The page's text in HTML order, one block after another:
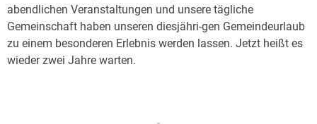
abendlichen Veranstaltungen und unsere tägliche
Gemeinschaft haben unseren diesjähri-gen Gemeindeurlaub
zu einem besonderen Erlebnis werden lassen. Jetzt heißt es
wieder zwei Jahre warten.